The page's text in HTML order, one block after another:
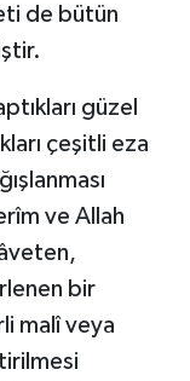
de bütün
güzel
çeşitli eza
ve Allah
bir
malî veya